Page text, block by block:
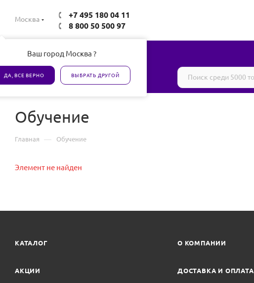
Москва
Ваш город Москва ?
ДА, ВСЕ ВЕРНО ВЫБРАТЬ ДРУГОЙ
+7 495 180 04 11
8 800 50 500 97
Все товары сертифицированы
Обучение
Главная — Обучение
Элемент не найден
КАТАЛОГ
АКЦИИ
О КОМПАНИИ
ДОСТАВКА И ОПЛАТА